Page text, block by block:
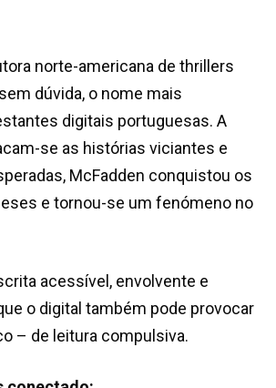
norte-americana de thrillers
dúvida, o nome mais
digitais portuguesas. A
se as histórias viciantes e
McFadden conquistou os
e tornou-se um fenómeno no
acessível, envolvente e
o digital também pode provocar
– de leitura compulsiva.